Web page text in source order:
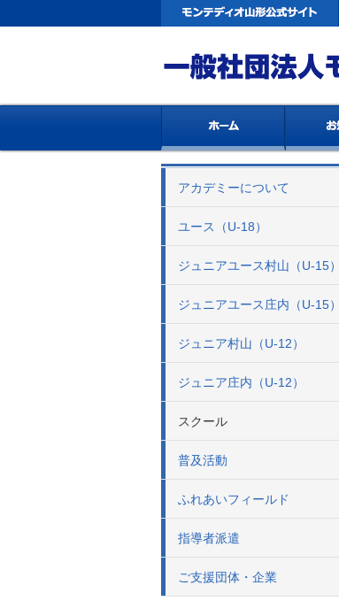
アカデミーについて
ユース（U-18）
ジュニアユース村山（U-15）
ジュニアユース庄内（U-15）
ジュニア村山（U-12）
ジュニア庄内（U-12）
スクール
普及活動
ふれあいフィールド
指導者派遣
ご支援団体・企業